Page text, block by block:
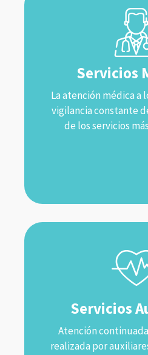
Servicios
La atención médica a
vigilancia constante
de los servicios
Servicios
Atención
realizada por